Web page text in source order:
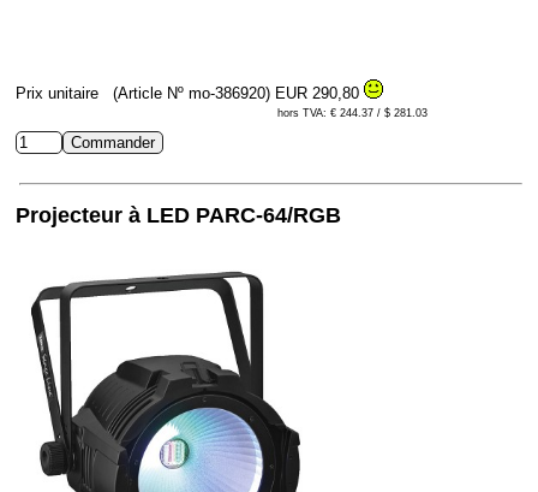
Prix unitaire (Article Nº mo-386920) EUR 290,80
hors TVA: € 244.37 / $ 281.03
Projecteur à LED PARC-64/RGB